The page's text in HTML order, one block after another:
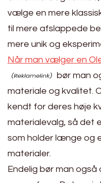
vælge en mere
til mere afslappede
mere unik og
Når man vælger en
bør man
materiale og kvalitet.
kendt for deres høje
materialevalg, så det
som holder længe og
materialer.
Endelig bør man også